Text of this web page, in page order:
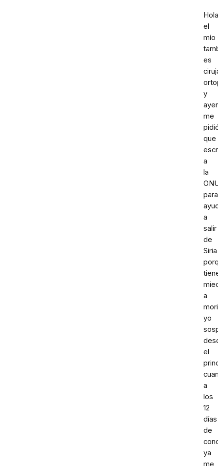
el
mío
es
y
ayer
me
que
a
la
para
a
salir
de
Siria
a
yo
el
a
los
12
días
de
ya
me